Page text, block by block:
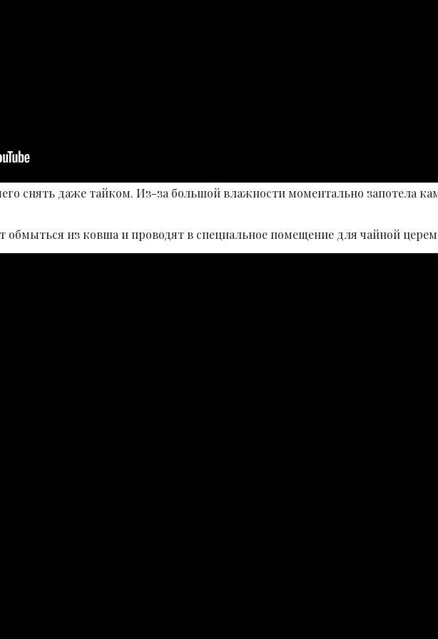
снять даже тайком. Из-за большой влажности моментально запотела
обмыться из ковша и проводят в специальное помещение для чайной